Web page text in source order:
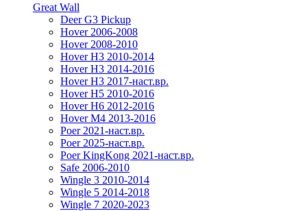
Great Wall
Deer G3 Pickup
Hover 2006-2008
Hover 2008-2010
Hover H3 2010-2014
Hover H3 2014-2016
Hover H3 2017-наст.вр.
Hover H5 2010-2016
Hover H6 2012-2016
Hover M4 2013-2016
Poer 2021-наст.вр.
Poer 2025-наст.вр.
Poer KingKong 2021-наст.вр.
Safe 2006-2010
Wingle 3 2010-2014
Wingle 5 2014-2018
Wingle 7 2020-2023